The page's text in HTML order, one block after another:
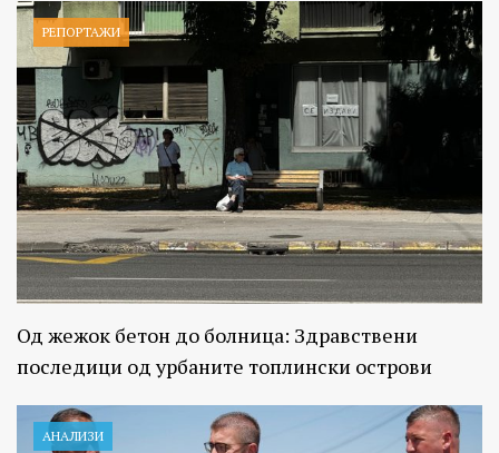
РЕПОРТАЖИ
Од жежок бетон до болница: Здравствени
последици од урбаните топлински острови
АНАЛИЗИ